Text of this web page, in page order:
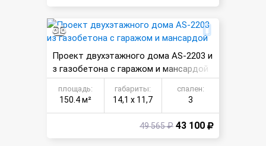
Проект двухэтажного дома AS-2203 и
з газобетона с гаражом и мансардой
площадь:
150.4 м²
габариты:
14,1 х 11,7
спален:
3
49 565 ₽ 43 100